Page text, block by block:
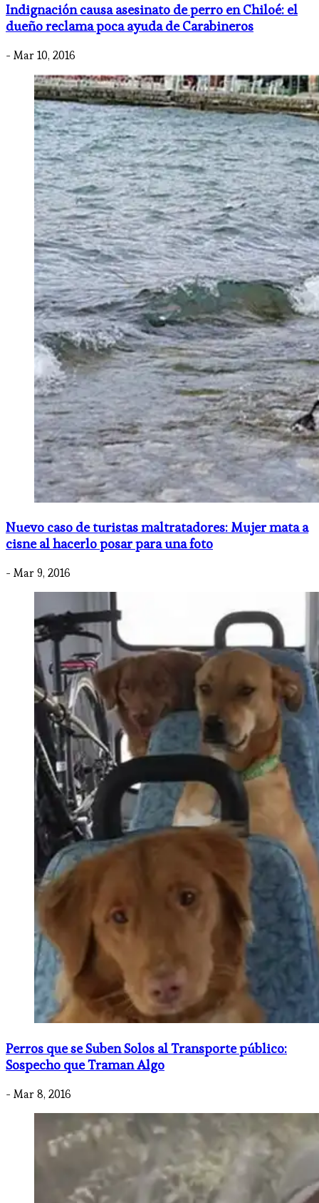
Indignación causa asesinato de perro en Chiloé: el
dueño reclama poca ayuda de Carabineros
- Mar 10, 2016
Nuevo caso de turistas maltratadores: Mujer mata a
cisne al hacerlo posar para una foto
- Mar 9, 2016
Perros que se Suben Solos al Transporte público:
Sospecho que Traman Algo
- Mar 8, 2016